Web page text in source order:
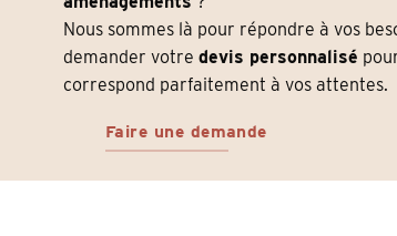
Nous sommes là pour répondre à vos
demander votredevis personnalisé
correspond parfaitement à vos attentes.
Faire une demande